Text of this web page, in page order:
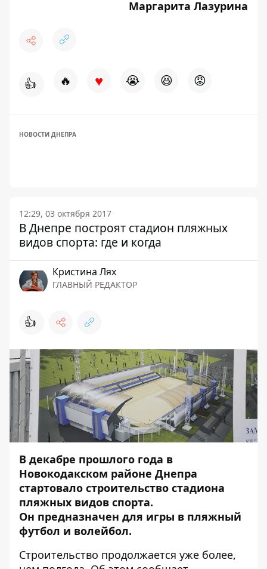
Маргарита Лазурина
👍 🔥 ♥ 😭 😆 😡
НОВОСТИ ДНЕПРА
12:29, 03 октября 2017
В Днепре построят стадион пляжных
видов спорта: где и когда
Кристина Лях
ГЛАВНЫЙ РЕДАКТОР
👍
В декабре прошлого года в
Новокодакском районе Днепра
стартовало строительство стадиона
пляжных видов спорта.
Он предназначен для игры в пляжный
футбол и волейбол.
Строительство продолжается уже более,